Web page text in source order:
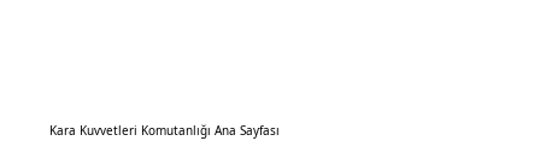
Kara Kuvvetleri Komutanlığı Ana Sayfası